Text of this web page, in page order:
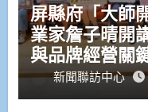
屏縣府「大師
業家詹子晴開
與品牌經營關
新聞聯訪中心